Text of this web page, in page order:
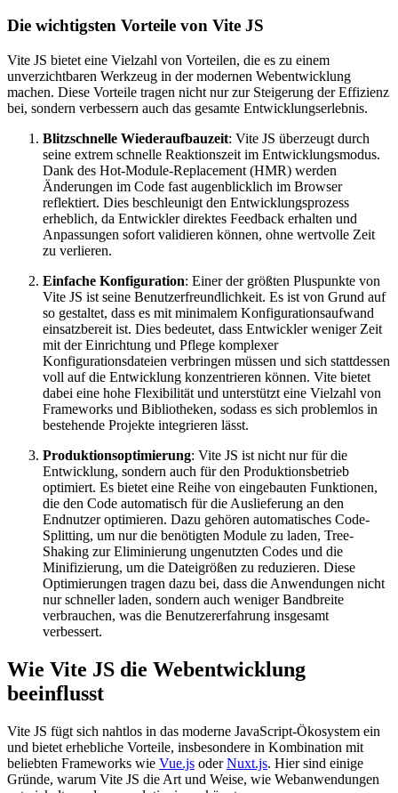
Die wichtigsten Vorteile von Vite JS
Vite JS bietet eine Vielzahl von Vorteilen, die es zu einem
unverzichtbaren Werkzeug in der modernen Webentwicklung
machen. Diese Vorteile tragen nicht nur zur Steigerung der Effizienz
bei, sondern verbessern auch das gesamte Entwicklungserlebnis.
Blitzschnelle Wiederaufbauzeit: Vite JS überzeugt durch
seine extrem schnelle Reaktionszeit im Entwicklungsmodus.
Dank des Hot-Module-Replacement (HMR) werden
Änderungen im Code fast augenblicklich im Browser
reflektiert. Dies beschleunigt den Entwicklungsprozess
erheblich, da Entwickler direktes Feedback erhalten und
Anpassungen sofort validieren können, ohne wertvolle Zeit
zu verlieren.
Einfache Konfiguration: Einer der größten Pluspunkte von
Vite JS ist seine Benutzerfreundlichkeit. Es ist von Grund auf
so gestaltet, dass es mit minimalem Konfigurationsaufwand
einsatzbereit ist. Dies bedeutet, dass Entwickler weniger Zeit
mit der Einrichtung und Pflege komplexer
Konfigurationsdateien verbringen müssen und sich stattdessen
voll auf die Entwicklung konzentrieren können. Vite bietet
dabei eine hohe Flexibilität und unterstützt eine Vielzahl von
Frameworks und Bibliotheken, sodass es sich problemlos in
bestehende Projekte integrieren lässt.
Produktionsoptimierung: Vite JS ist nicht nur für die
Entwicklung, sondern auch für den Produktionsbetrieb
optimiert. Es bietet eine Reihe von eingebauten Funktionen,
die den Code automatisch für die Auslieferung an den
Endnutzer optimieren. Dazu gehören automatisches Code-
Splitting, um nur die benötigten Module zu laden, Tree-
Shaking zur Eliminierung ungenutzten Codes und die
Minifizierung, um die Dateigrößen zu reduzieren. Diese
Optimierungen tragen dazu bei, dass die Anwendungen nicht
nur schneller laden, sondern auch weniger Bandbreite
verbrauchen, was die Benutzererfahrung insgesamt
verbessert.
Wie Vite JS die Webentwicklung
beeinflusst
Vite JS fügt sich nahtlos in das moderne JavaScript-Ökosystem ein
und bietet erhebliche Vorteile, insbesondere in Kombination mit
beliebten Frameworks wie Vue.js oderNuxt.js. Hier sind einige
Gründe, warum Vite JS die Art und Weise, wie Webanwendungen